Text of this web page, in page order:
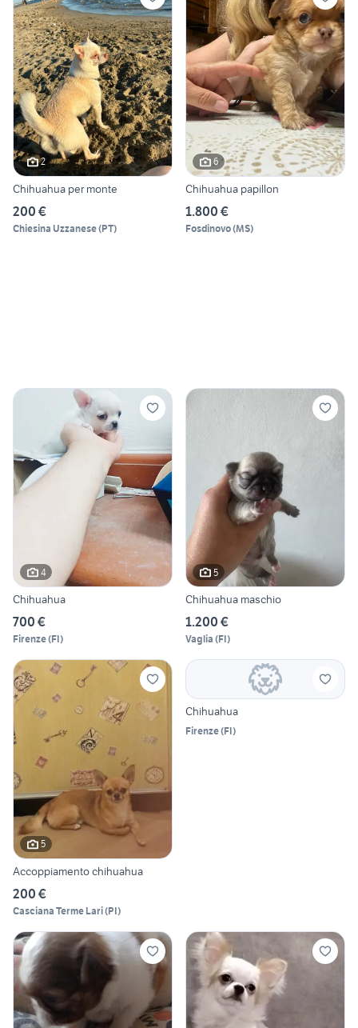
2
Chihuahua per monte
200 €
Chiesina Uzzanese(PT)
6
Chihuahua papillon
1.800 €
Fosdinovo(MS)
4
Chihuahua
700 €
Firenze(FI)
5
Chihuahua maschio
1.200 €
Vaglia (FI)
5
Accoppiamento chihuahua
200 €
Casciana Terme Lari(PI)
Chihuahua
Firenze(FI)